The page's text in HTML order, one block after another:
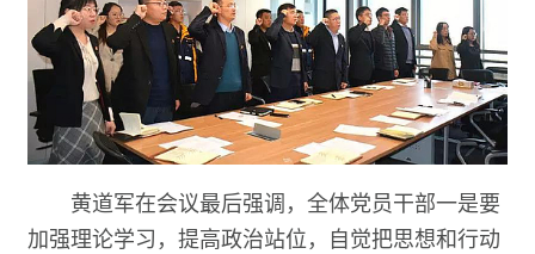
黄道军在会议最后强调， 全体党员干部一是要
加强理论学习，提高政治站位，自觉把思想和行动